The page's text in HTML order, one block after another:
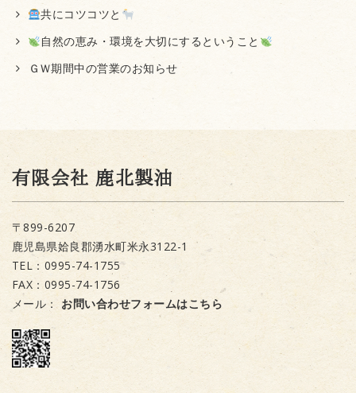
共にコツコツと
自然の恵み・環境を大切にするということ
ＧＷ期間中の営業のお知らせ
有限会社 鹿北製油
〒899-6207
鹿児島県姶良郡湧水町米永3122-1
TEL：0995-74-1755
FAX：0995-74-1756
メール： お問い合わせフォームはこちら